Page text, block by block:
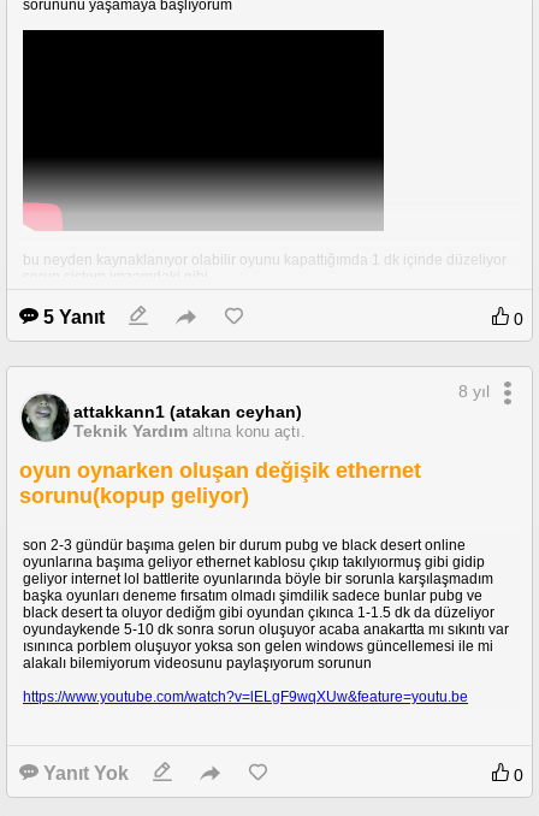
sorununu yaşamaya başlıyorum
bu neyden kaynaklanıyor olabilir oyunu kapattığımda 1 dk içinde düzeliyor
5 Yanıt 0
attakkann1 (atakan ceyhan)
Teknik Yardım altına konu açtı.
8 yıl
oyun oynarken oluşan değişik ethernet
sorunu(kopup geliyor)
son 2-3 gündür başıma gelen bir durum pubg ve black desert online
oyunlarına başıma geliyor ethernet kablosu çıkıp takılyıormuş gibi gidip
geliyor internet lol battlerite oyunlarında böyle bir sorunla karşılaşmadım
başka oyunları deneme fırsatım olmadı şimdilik sadece bunlar pubg ve
black desert ta oluyor dediğm gibi oyundan çıkınca 1-1.5 dk da düzeliyor
oyundaykende 5-10 dk sonra sorun oluşuyor acaba anakartta mı sıkıntı var
ısınınca porblem oluşuyor yoksa son gelen windows güncellemesi ile mi
alakalı bilemiyorum videosunu paylaşıyorum sorunun
https://www.youtube.com/watch?v=lELgF9wqXUw&feature=youtu.be
Yanıt Yok 0